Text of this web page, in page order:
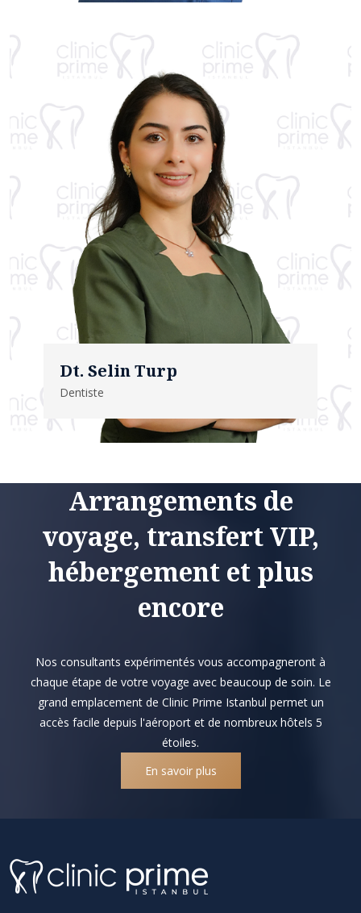
Dt. Selin Turp
Dentiste
Arrangements de
voyage, transfert VIP,
hébergement et plus
encore
Nos consultants expérimentés vous accompagneront à
chaque étape de votre voyage avec beaucoup de soin. Le
grand emplacement de Clinic Prime Istanbul permet un
accès facile depuis l'aéroport et de nombreux hôtels 5
étoiles.
En savoir plus